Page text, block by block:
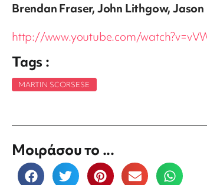
Brendan Fraser, John Lithgow,
http://www.youtube.com/
Tags :
MARTIN SCORSESE
Μοιράσου το ...